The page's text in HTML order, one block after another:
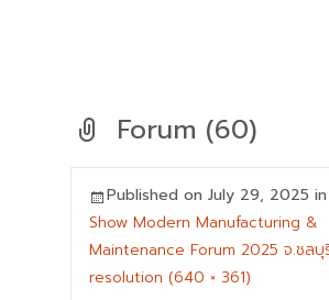
Forum (60)
Published on July 29, 2025 in
Show Modern Manufacturing &
Maintenance Forum 2025 จ.ชลบุ
resolution (640 × 361)